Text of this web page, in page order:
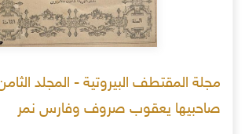
صاحبيها يعقوب صروف وفارس نمر